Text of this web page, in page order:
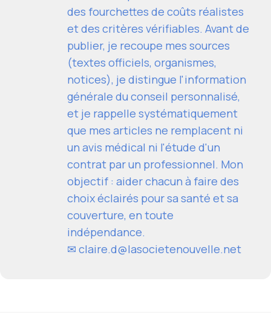
des fourchettes de coûts réalistes
et des critères vérifiables. Avant de
publier, je recoupe mes sources
(textes officiels, organismes,
notices), je distingue l'information
générale du conseil personnalisé,
et je rappelle systématiquement
que mes articles ne remplacent ni
un avis médical ni l'étude d'un
contrat par un professionnel. Mon
objectif : aider chacun à faire des
choix éclairés pour sa santé et sa
couverture, en toute
indépendance.
✉ claire.d@lasocietenouvelle.net